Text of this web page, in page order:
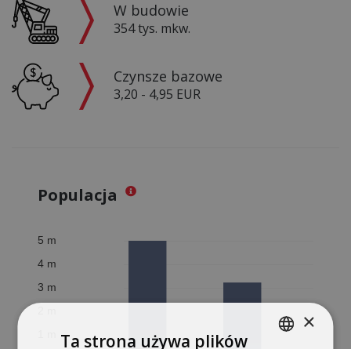
W budowie
354 tys. mkw.
Czynsze bazowe
3,20 - 4,95 EUR
Populacja
×
Ta strona używa plików